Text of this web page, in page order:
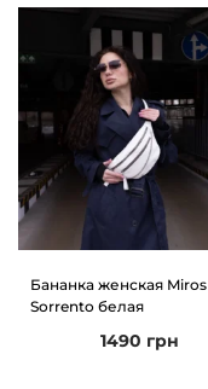
Бананка женская Miros
Sorrento белая
1490 грн